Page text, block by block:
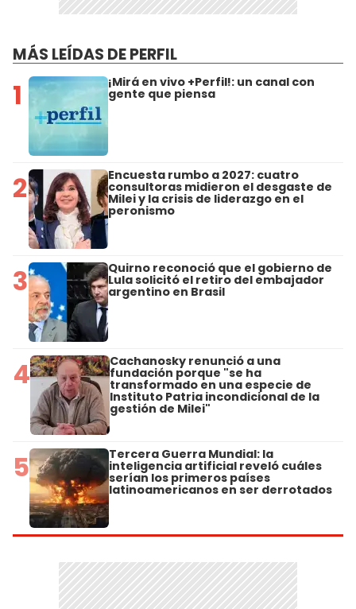
MÁS LEÍDAS DE PERFIL
1 ¡Mirá en vivo +Perfil!: un canal con
gente que piensa
2 Encuesta rumbo a 2027: cuatro
consultoras midieron el desgaste de
Milei y la crisis de liderazgo en el
peronismo
3 Quirno reconoció que el gobierno de
Lula solicitó el retiro del embajador
argentino en Brasil
4 Cachanosky renunció a una
fundación porque "se ha
transformado en una especie de
Instituto Patria incondicional de la
gestión de Milei"
5 Tercera Guerra Mundial: la
inteligencia artificial reveló cuáles
serían los primeros países
latinoamericanos en ser derrotados